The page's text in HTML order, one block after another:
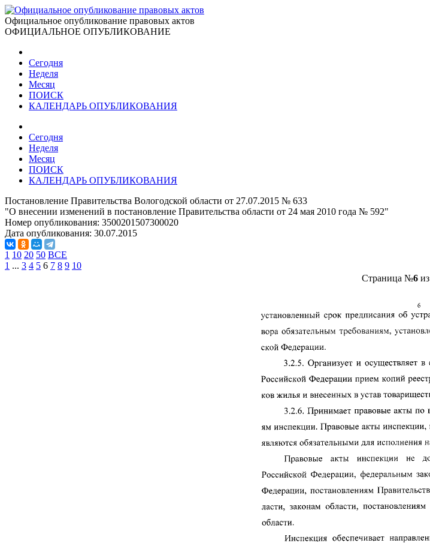
Официальное опубликование правовых актов
ОФИЦИАЛЬНОЕ ОПУБЛИКОВАНИЕ
Сегодня
Неделя
Месяц
ПОИСК
КАЛЕНДАРЬ ОПУБЛИКОВАНИЯ
Сегодня
Неделя
Месяц
ПОИСК
КАЛЕНДАРЬ ОПУБЛИКОВАНИЯ
Постановление Правительства Вологодской области от 27.07.2015 № 633
"О внесении изменений в постановление Правительства области от 24 мая 2010 года № 592"
Номер опубликования: 3500201507300020
Дата опубликования: 30.07.2015
1 10 20 50 ВСЕ
1 ... 3 4 5 6 7 8 9 10
Страница №6из